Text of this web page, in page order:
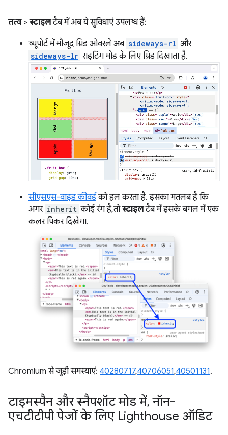
तत्व>स्टाइलटैब में अब ये सुविधाएं उपलब्ध हैं:
व्यूपोर्ट में मौजूद ग्रिड ओवरले अब sideways-rl और
sideways-lr राइटिंग मोड के लिए ग्रिड दिखाता है.
सीएसएस-वाइड कीवर्डको हल करता है. इसका मतलब है कि
अगर inherit कोई रंग है, तोस्टाइलटैब में इसके बगल में एक
कलर पिकर दिखेगा.
Chromium से जुड़ी समस्याएं: 40280717,40706051,40501131.
टाइमस्पैन और स्नैपशॉट मोड में, नॉन-
एचटीटीपी पेजों के लिए Lighthouse ऑडिट